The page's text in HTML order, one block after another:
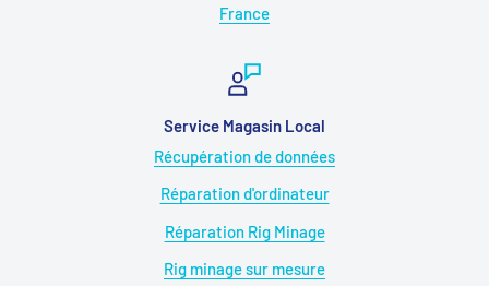
France
Service Magasin Local
Récupération de données
Réparation d'ordinateur
Réparation Rig Minage
Rig minage sur mesure